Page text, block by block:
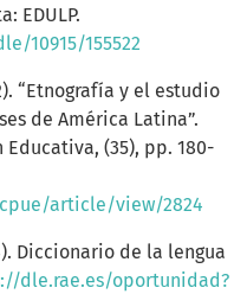
EDULP.
10915/155522
“Etnografía y el estudio
de América Latina”.
(35), pp. 180-
article/view/2824
Diccionario de la lengua
dle.rae.es/oportunidad?